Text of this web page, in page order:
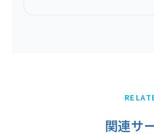
関連サ